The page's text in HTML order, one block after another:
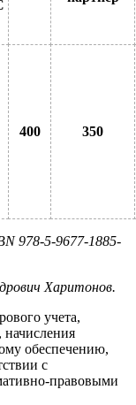
400 350
978-5-9677-1885-
Харитонов.
учета,
обеспечению,
с
правовыми